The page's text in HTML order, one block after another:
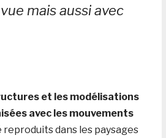
mais aussi avec
et les modélisations
avec les mouvements
dans les paysages